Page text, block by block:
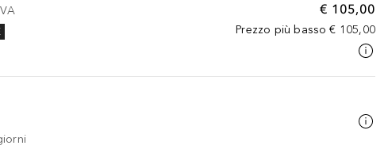
€ 105,00
Prezzo più basso € 105,00